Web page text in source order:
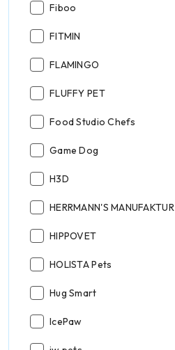
Producent:
Fiboo
Producent:
FITMIN
Producent:
FLAMINGO
Producent:
FLUFFY PET
Producent:
Food Studio Chefs
Producent:
Game Dog
Producent:
H3D
Producent:
HERRMANN'S MANUFAKTUR
Producent:
HIPPOVET
Producent:
HOLISTA Pets
Producent:
Hug Smart
Producent:
IcePaw